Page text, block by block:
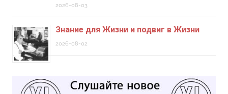
2026-08-03
Знание для Жизни и подвиг в Жизни
2026-08-02